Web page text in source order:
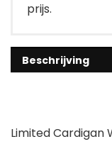
prijs.
Beschrijving
Limited Cardigan